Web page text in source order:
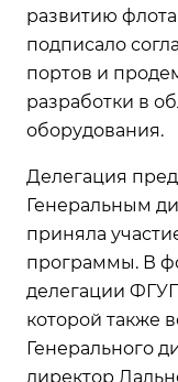
развитию
подписало
портов и
разработки в
оборудования.
Делегация
Генеральным
приняла
программы. В
делегации
которой также
Генерального
директор